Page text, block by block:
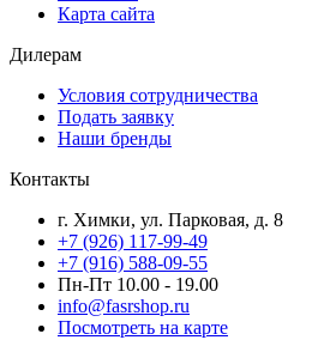
Карта сайта
Дилерам
Условия сотрудничества
Подать заявку
Наши бренды
Контакты
г. Химки, ул. Парковая, д. 8
+7 (926) 117-99-49
+7 (916) 588-09-55
Пн-Пт 10.00 - 19.00
info@fasrshop.ru
Посмотреть на карте